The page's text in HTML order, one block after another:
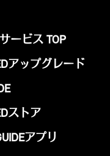
ービス TOP
アップグレード
ストア
アプリ